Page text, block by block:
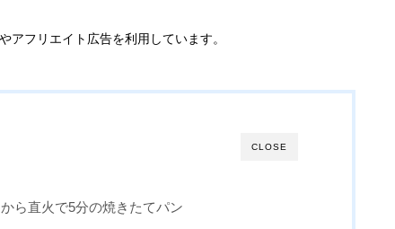
アフリエイト広告を利用しています。
CLOSE
ら直火で5分の焼きたてパン